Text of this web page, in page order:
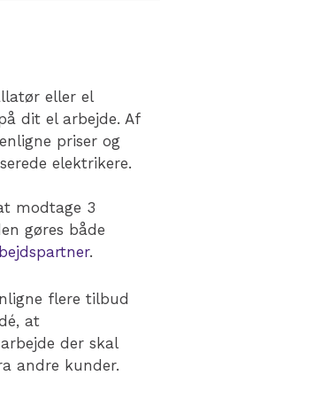
eller el
dit el arbejde. Af
priser og
elektrikere.
modtage 3
gøres både
.
flere tilbud
at
der skal
andre kunder.